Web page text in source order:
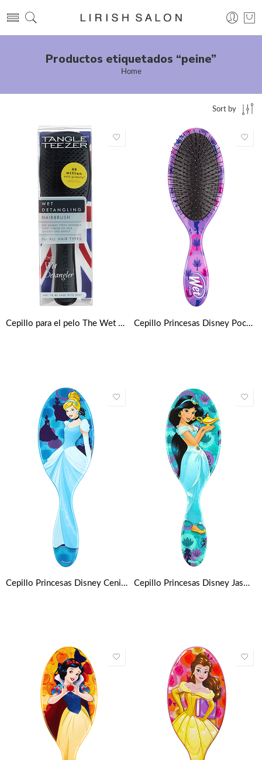
Productos etiquetados “peine”
Home
Sort by
Cepillo para el pelo The Wet Detangler de Tangle Teezer – Negro Regaliz Cepillo Princesas Disney Pocahontas Wet Brush
Cepillo Princesas Disney Cenicienta Wet Brush Cepillo Princesas Disney Jasmin Wet Brush